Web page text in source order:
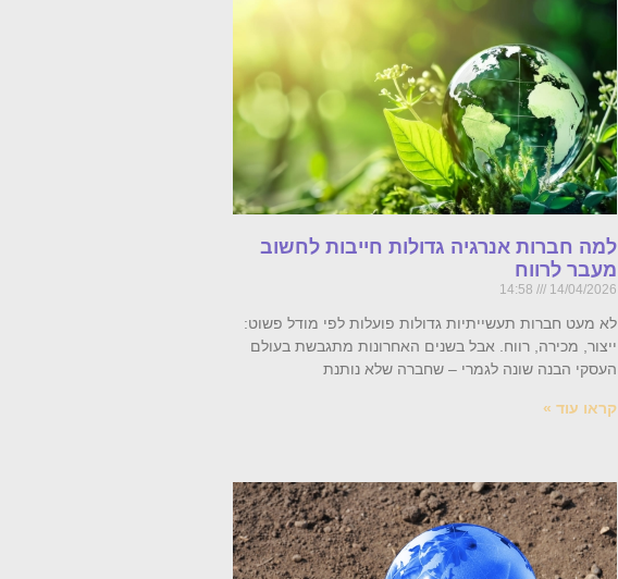
למה חברות אנרגיה גדולות חייבות לחשוב
מעבר לרווח
14/04/2026
14:58
לא מעט חברות תעשייתיות גדולות פועלות לפי מודל פשוט:
ייצור, מכירה, רווח. אבל בשנים האחרונות מתגבשת בעולם
העסקי הבנה שונה לגמרי – שחברה שלא נותנת
קראו עוד »